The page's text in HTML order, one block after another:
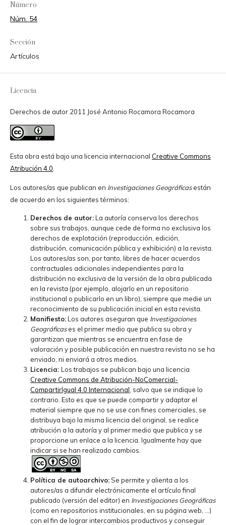
Número
Núm. 54
Sección
Artículos
Licencia
Derechos de autor 2011 José Antonio Rocamora Rocamora
Esta obra está bajo una licencia internacional Creative Commons
Atribución 4.0
Los autores/as que publican en Investigaciones Geográficasestán
de acuerdo en los siguientes términos:
Derechos de autor:La autoría conserva los derechos
sobre sus trabajos, aunque cede de forma no exclusiva los
derechos de explotación (reproducción, edición,
distribución, comunicación pública y exhibición) a la revista.
Los autores/as son, por tanto, libres de hacer acuerdos
contractuales adicionales independientes para la
distribución no exclusiva de la versión de la obra publicada
en la revista (por ejemplo, alojarlo en un repositorio
institucional o publicarlo en un libro), siempre que medie un
reconocimiento de su publicación inicial en esta revista.
Manifiesto:Los autores aseguran que Investigaciones
Geográficases el primer medio que publica su obra y
garantizan que mientras se encuentra en fase de
valoración y posible publicación en nuestra revista no se ha
enviado, ni enviará a otros medios.
Licencia: Los trabajos se publican bajo una licencia
Creative Commons de Atribución-NoComercial-
CompartirIgual 4.0 Internacional , salvo que se indique lo
contrario. Esto es que se puede compartir y adaptar el
material siempre que no se use con fines comerciales, se
distribuya bajo la misma licencia del original, se realice
atribución a la autoría y al primer medio que publica y se
proporcione un enlace a la licencia. Igualmente hay que
indicar si se han realizado cambios.
Política de autoarchivo:Se permite y alienta a los
autores/as a difundir electrónicamente el artículo final
publicado (versión del editor) en Investigaciones Geográficas
(como en repositorios institucionales, en su página web, ...)
con el fin de lograr intercambios productivos y conseguir